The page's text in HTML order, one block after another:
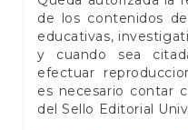
de los contenidos
educativas,
y cuando sea
efectuar
es necesario contar
del Sello Editorial